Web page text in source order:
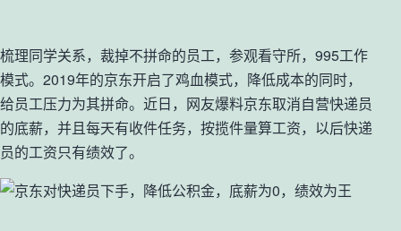
梳理同学关系，裁掉不拼命的员工，参观看守所，995工作
模式。2019年的京东开启了鸡血模式，降低成本的同时，
给员工压力为其拼命。近日，网友爆料京东取消自营快递员
的底薪，并且每天有收件任务，按揽件量算工资，以后快递
员的工资只有绩效了。